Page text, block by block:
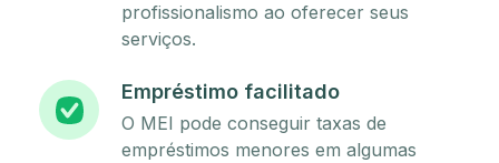
profissionalismo ao oferecer seus
serviços.
Empréstimo facilitado
O MEI pode conseguir taxas de
empréstimos menores em algumas